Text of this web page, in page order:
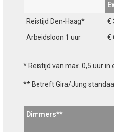
Reistijd Den-Haag* €
Arbeidsloon 1 uur €
* Reistijd van max. 0,5 uur in
** Betreft Gira/Jung
Dimmers**